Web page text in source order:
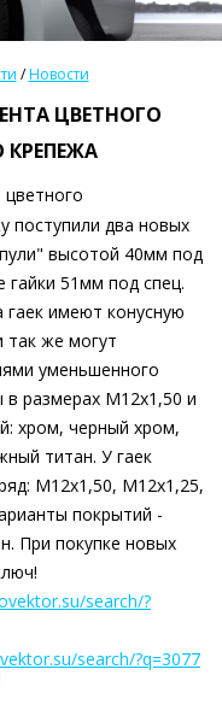
/Новости
ЦВЕТНОГО
поступили два новых
высотой 40мм под
гайки 51мм под спец.
гаек имеют конусную
так же могут
уменьшенного
размерах М12х1,50 и
хром, черный хром,
титан. У гаек
М12х1,50, М12х1,25,
покрытий -
При покупке новых
search/?
search/?q=3077